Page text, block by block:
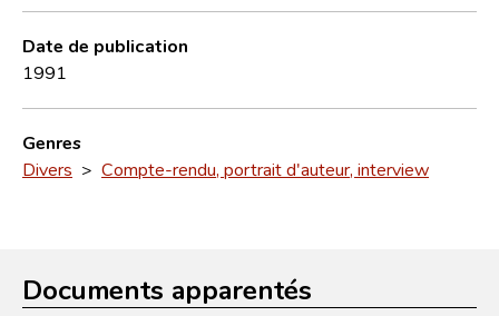
Date de publication
1991
Genres
Divers > Compte-rendu, portrait d'auteur, interview
Documents apparentés